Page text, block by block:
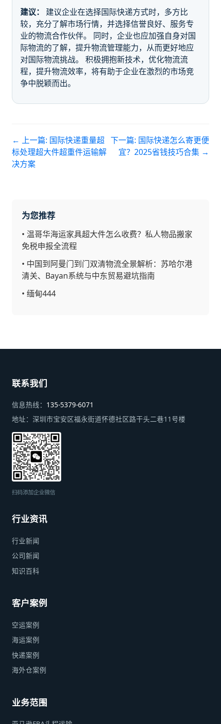
建议：
建议企业在选择国际快递方式时，多方比
较，充分了解市场行情，并选择信誉良好、服务专
业的物流合作伙伴。 同时，企业也应加强自身对国
际物流的了解，提升物流管理能力，从而更好地应
对国际物流挑战。 积极拥抱新技术，优化物流流
程，提升物流效率，将有助于企业在激烈的市场竞
争中脱颖而出。
← 上一篇: 国际快递重量超
标处理超大件超重件运输解
决方案
下一篇: 国际快递怎么寄更便
宜？2025省钱技巧合集 →
为您推荐
• 温哥华海运家具超大件怎么收费？私人物品搬家
免税申报全流程
• 中国到阿曼门到门双清物流全景解析：苏哈尔港
清关、Bayan系统与中东贸易避坑指南
• 缅甸444
联系我们
信息热线： 135-5379-6071
地址： 深圳市宝安区福永街道怀德社区路干头二巷11号楼
扫码添加企业微信
行业资讯
行业新闻
公司新闻
知识百科
客户案例
空运案例
海运案例
快递案例
海外仓案例
业务范围